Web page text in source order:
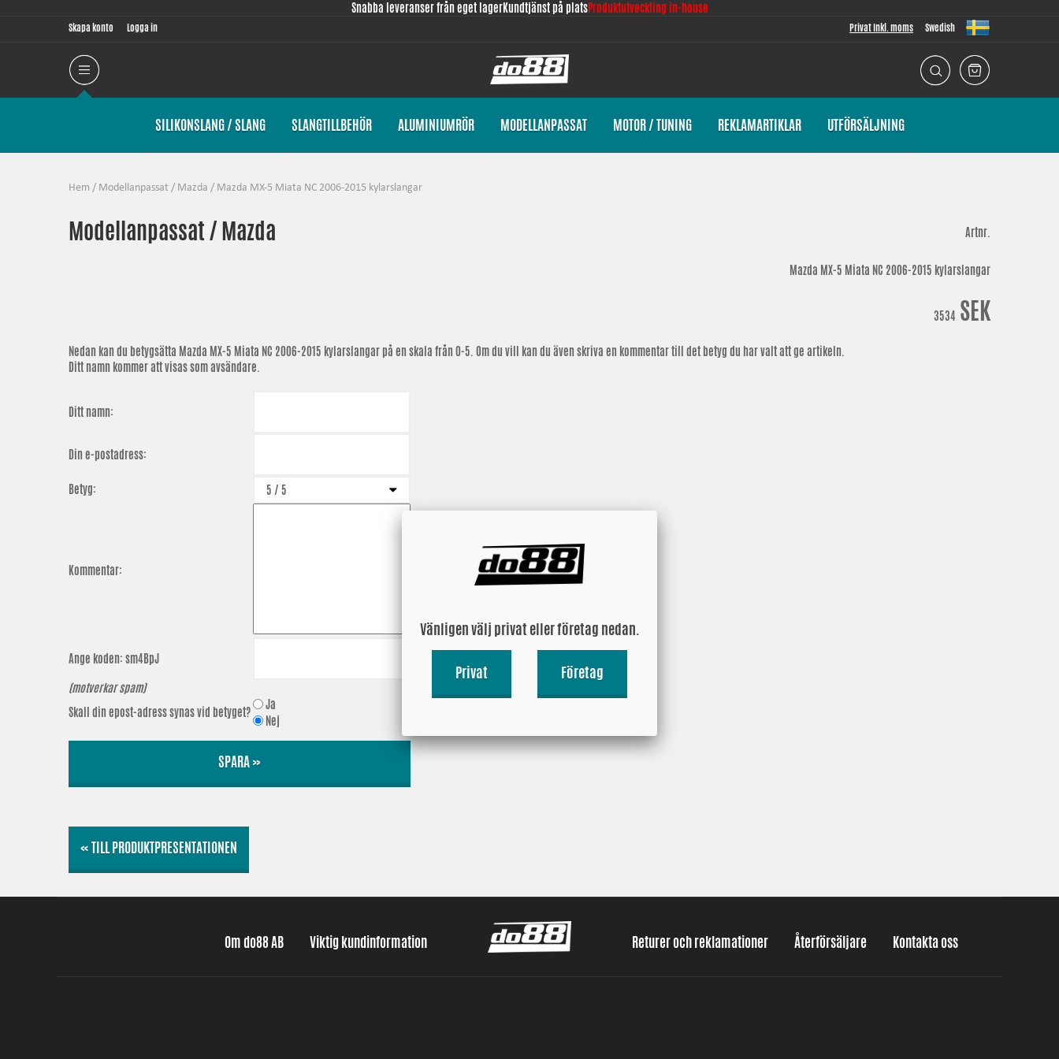
Snabba leveranser från eget lagerKundtjänst på platsProduktutveckling in-house
Skapa konto Logga in Privat Inkl. moms Swedish
SILIKONSLANG / SLANG SLANGTILLBEHÖR ALUMINIUMRÖR MODELLANPASSAT MOTOR / TUNING REKLAMARTIKLAR UTFÖRSÄLJNING
Hem / Modellanpassat / Mazda / Mazda MX-5 Miata NC 2006-2015 kylarslangar
Modellanpassat / Mazda Artnr.
Mazda MX-5 Miata NC 2006-2015 kylarslangar
3534 SEK
Nedan kan du betygsätta Mazda MX-5 Miata NC 2006-2015 kylarslangar på en skala från 0-5. Om du vill kan du även skriva en kommentar till det betyg du har valt att ge artikeln.
Ditt namn kommer att visas som avsändare.
Ditt namn:
Din e-postadress:
Betyg:
Kommentar:
Ange koden: sm4BpJ
(motverkar spam)
Skall din epost-adress synas vid betyget?
Ja
Nej
SPARA »
« TILL PRODUKTPRESENTATIONEN
Om do88 AB Viktig kundinformation Returer och reklamationer Återförsäljare Kontakta oss
Vänligen välj privat eller företag nedan.
Privat Företag